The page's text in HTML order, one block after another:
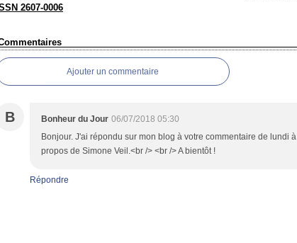
2607-0006
Ajouter un commentaire
B Bonheur du Jour 06/07/2018 05:30
Bonjour. J'ai répondu sur mon blog à votre commentaire de lundi à
propos de Simone Veil.<br /> <br /> A bientôt !
Répondre